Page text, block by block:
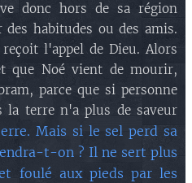
donc hors de sa région
habitudes ou des amis.
l'appel de Dieu. Alors
que Noé vient de mourir,
parce que si personne
la terre n'a plus de saveur
Mais si le sel perd sa
t-on ? Il ne sert plus
foulé aux pieds par les